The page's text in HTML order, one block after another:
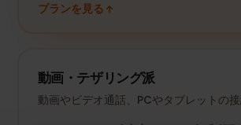
プランを見る
動画・テザリング派
動画やビデオ通話、PCやタブレットの接